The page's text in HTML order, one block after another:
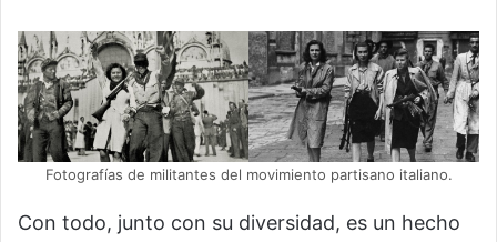
Fotografías de militantes del movimiento partisano italiano.
Con todo, junto con su diversidad, es un hecho